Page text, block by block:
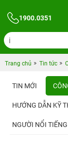
1900.0351
Trang chủ Tin tức
TIN MỚI
HƯỚNG DẪN KỸ
NGƯỜI NỔI